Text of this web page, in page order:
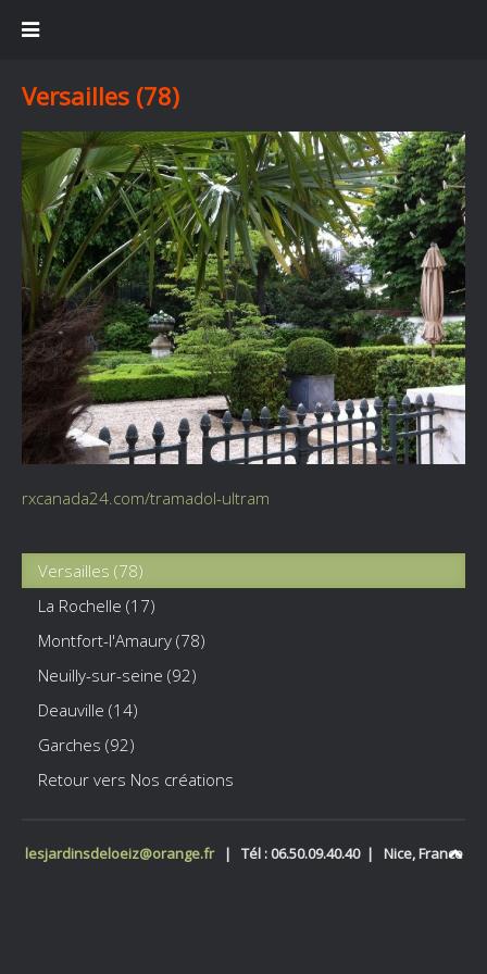
Versailles (78)
rxcanada24.com/tramadol-ultram
Versailles (78)
La Rochelle (17)
Montfort-l'Amaury (78)
Neuilly-sur-seine (92)
Deauville (14)
Garches (92)
Retour vers Nos créations
lesjardinsdeloeiz@orange.fr| Tél : 06.50.09.40.40 | Nice, France